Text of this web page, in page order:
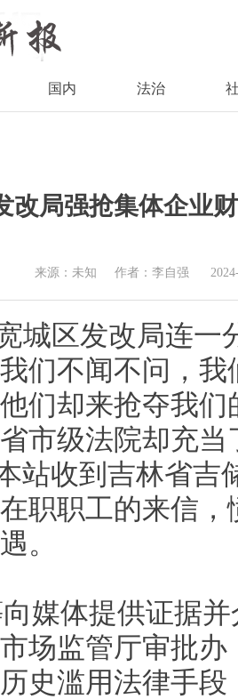
国内 法治
改局强抢集体企业
来源：未知 作者：李自强
城区发改局连一
们不闻不问，
们却来抢夺我
市级法院却充
站收到吉林省吉
职职工的来信
。
媒体提供证据
场监管厅审批
史滥用法律手